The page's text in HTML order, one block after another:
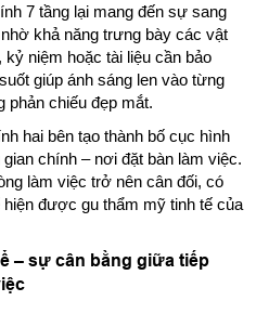
7 tầng lại mang đến sự sang
khả năng trưng bày các vật
kỷ niệm hoặc tài liệu cần bảo
giúp ánh sáng len vào từng
phản chiếu đẹp mắt.
hai bên tạo thành bố cục hình
chính – nơi đặt bàn làm việc.
làm việc trở nên cân đối, có
hiện được gu thẩm mỹ tinh tế của
– sự cân bằng giữa tiếp